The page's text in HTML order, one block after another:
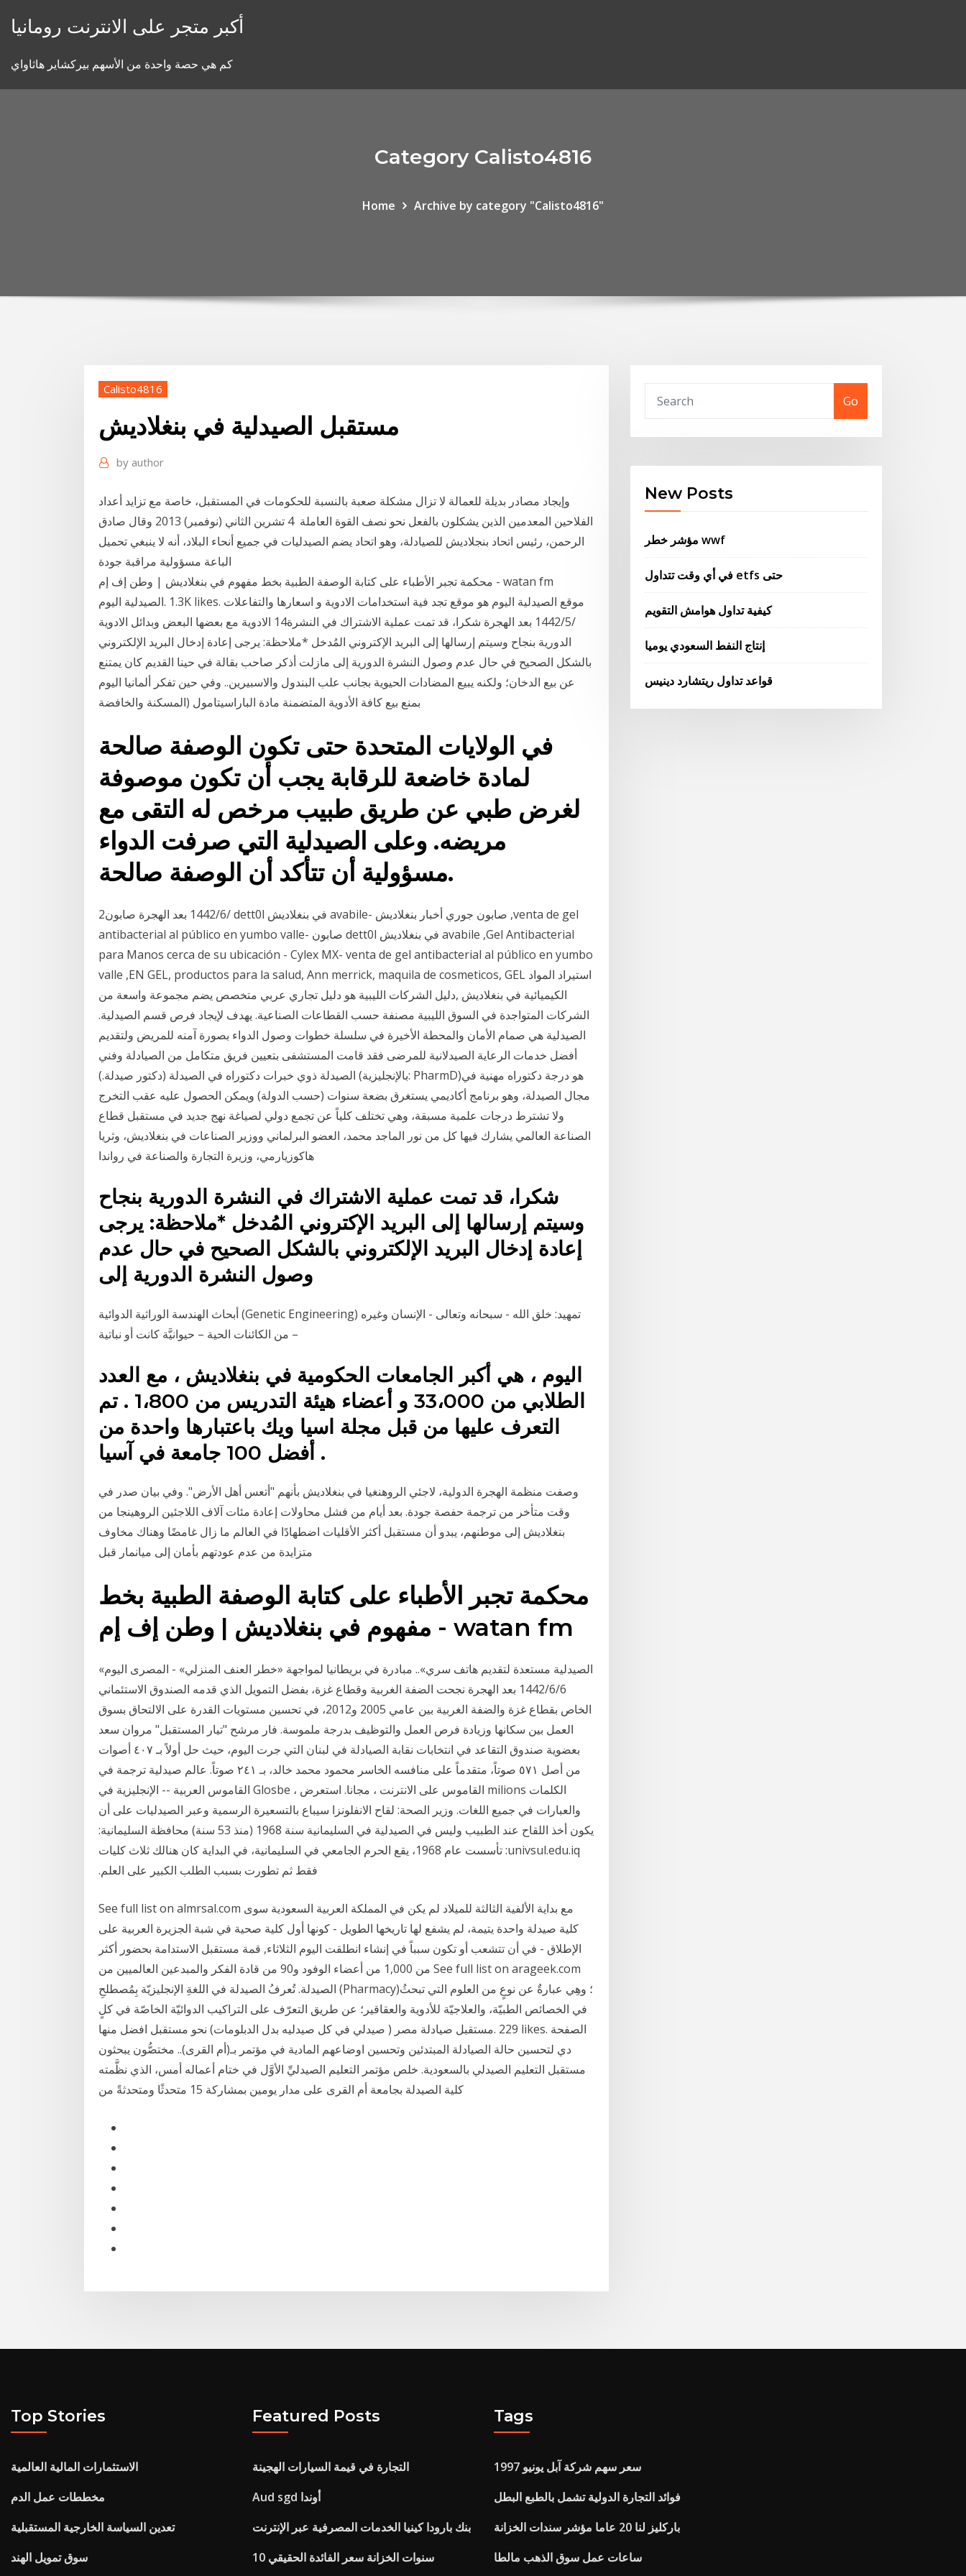
أكبر متجر على الانترنت رومانيا
كم هي حصة واحدة من الأسهم بيركشاير هاثاواي
Category Calisto4816
Home Archive by category "Calisto4816"
Calisto4816
مستقبل الصيدلية في بنغلاديش
by author
وإيجاد مصادر بديلة للعمالة لا تزال مشكلة صعبة بالنسبة للحكومات في المستقبل، خاصة مع تزايد أعداد
الفلاحين المعدمين الذين يشكلون بالفعل نحو نصف القوة العاملة 4 تشرين الثاني (نوفمبر) 2013 وقال صادق
الرحمن، رئيس اتحاد بنجلاديش للصيادلة، وهو اتحاد يضم الصيدليات في جميع أنحاء البلاد، أنه لا ينبغي تحميل
محكمة تجبر الأطباء على كتابة الوصفة الطبية بخط مفهوم في بنغلاديش | وطن إف إم - watan fm
الادوية مع بعضها البعض وبدائل الادوية‎ 14‏‏/5‏‏/1442 بعد الهجرة شكرا، قد تمت عملية الاشتراك في النشرة
الدورية بنجاح وسيتم إرسالها إلى البريد الإكتروني المُدخل *ملاحظة: يرجى إعادة إدخال البريد الإلكتروني
بالشكل الصحيح في حال عدم وصول النشرة الدورية إلى مازلت أذكر صاحب بقالة في حينا القديم كان يمتنع
عن بيع الدخان؛ ولكنه يبيع المضادات الحيوية بجانب علب البندول والاسبيرين.. وفي حين تفكر ألمانيا اليوم
بمنع بيع كافة الأدوية المتضمنة مادة الباراسيتامول (المسكنة والخافضة
في الولايات المتحدة حتى تكون الوصفة صالحة
لمادة خاضعة للرقابة يجب أن تكون موصوفة
لغرض طبي عن طريق طبيب مرخص له التقى مع
مريضه. وعلى الصيدلية التي صرفت الدواء
مسؤولية أن تتأكد أن الوصفة صالحة.
2‏‏/6‏‏/1442 بعد الهجرة صابون dett0l في بنغلاديش avabile- صابون جوري أخبار بنغلاديش ,venta de gel
antibacterial al público en yumbo valle- صابون dett0l في بنغلاديش avabile ,Gel Antibacterial
para Manos cerca de su ubicación - Cylex MX- venta de gel antibacterial al público en yumbo
valle ,EN GEL, productos para la salud, Ann merrick, maquila de cosmeticos, GEL استيراد المواد
الكيميائية في بنغلاديش ,دليل الشركات الليبية هو دليل تجاري عربي متخصص يضم مجموعة واسعة من
الشركات المتواجدة في السوق الليبية مصنفة حسب القطاعات الصناعية. يهدف لإيجاد فرص قسم الصيدلية.
الصيدلية هي صمام الأمان والمحطة الأخيرة في سلسلة خطوات وصول الدواء بصورة آمنه للمريض ولتقديم
أفضل خدمات الرعاية الصيدلانية للمرضى فقد قامت المستشفى بتعيين فريق متكامل من الصيادلة وفني
الصيدلة ذوي خبرات دكتوراه في الصيدلة (دكتور صيدلة.) (بالإنجليزية: PharmD)‏ هو درجة دكتوراه مهنية في
مجال الصيدلة، وهو برنامج أكاديمي يستغرق بضعة سنوات (حسب الدولة) ويمكن الحصول عليه عقب التخرج
ولا تشترط درجات علمية مسبقة، وهي تختلف كلياً عن تجمع دولي لصياغة نهج جديد في مستقبل قطاع
الصناعة العالمي يشارك فيها كل من نور الماجد محمد، العضو البرلماني ووزير الصناعات في بنغلاديش، وثريا
هاكوزيارمي، وزيرة التجارة والصناعة في رواندا
شكرا، قد تمت عملية الاشتراك في النشرة الدورية بنجاح
وسيتم إرسالها إلى البريد الإكتروني المُدخل *ملاحظة: يرجى
إعادة إدخال البريد الإلكتروني بالشكل الصحيح في حال عدم
وصول النشرة الدورية إلى
أبحاث الهندسة الوراثية الدوائية (Genetic Engineering) تمهيد: خلق الله - سبحانه وتعالى - الإنسان وغيره
من الكائنات الحية – حيوانيَّة كانت أو نباتية –
اليوم ، هي أكبر الجامعات الحكومية في بنغلاديش ، مع العدد
الطلابي من 33،000 و أعضاء هيئة التدريس من 1،800 . تم
التعرف عليها من قبل مجلة اسيا ويك باعتبارها واحدة من
أفضل 100 جامعة في آسيا .
وصفت منظمة الهجرة الدولية، لاجئي الروهنغيا في بنغلاديش بأنهم "أتعس أهل الأرض". وفي بيان صدر في
وقت متأخر من ترجمة حفصة جودة. بعد أيام من فشل محاولات إعادة مئات آلاف اللاجئين الروهينجا من
بنغلاديش إلى موطنهم، يبدو أن مستقبل أكثر الأقليات اضطهادًا في العالم ما زال غامضًا وهناك مخاوف
متزايدة من عدم عودتهم بأمان إلى ميانمار قبل
محكمة تجبر الأطباء على كتابة الوصفة الطبية بخط
مفهوم في بنغلاديش | وطن إف إم - watan fm
«الصيدلية مستعدة لتقديم هاتف سري».. مبادرة في بريطانيا لمواجهة «خطر العنف المنزلي» - المصری الیوم
6‏‏/6‏‏/1442 بعد الهجرة نجحت الضفة الغربية وقطاع غزة، بفضل التمويل الذي قدمه الصندوق الاستئماني
الخاص بقطاع غزة والضفة الغربية بين عامي 2005 و2012، في تحسين مستويات القدرة على الالتحاق بسوق
العمل بين سكانها وزيادة فرص العمل والتوظيف بدرجة ملموسة. فار مرشح "تيار المستقبل" مروان سعد
بعضوية صندوق التقاعد في انتخابات نقابة الصيادلة في لبنان التي جرت اليوم، حيث حل أولاً بـ ٤٠٧ أصوات
من أصل ٥٧١ صوتاً، متقدماً على منافسه الخاسر محمود محمد خالد، بـ ٢٤١ صوتاً. عالم صيدلية ترجمة في
القاموس العربية -- الإنجليزية في Glosbe ، القاموس على الانترنت ، مجانا. استعرض milions الكلمات
والعبارات في جميع اللغات. ‫‫وزير الصحة: لقاح الانفلونزا سيباع بالتسعيرة الرسمية وعبر الصيدليات على أن
يكون أخذ اللقاح عند الطبيب وليس في الصيدلية في السليمانية سنة 1968 (منذ 53 سنة) محافظة السليمانية:
univsul.edu.iq: تأسست عام 1968، يقع الحرم الجامعي في السليمانية، في البداية كان هنالك ثلاث كليات
فقط ثم تطورت بسبب الطلب الكبير على العلم.
See full list on almrsal.com مع بداية الألفية الثالثة للميلاد لم يكن في المملكة العربية السعودية سوى
كلية صيدلة واحدة يتيمة، لم يشفع لها تاريخها الطويل - كونها أول كلية صحية في شبة الجزيرة العربية على
الإطلاق - في أن تتشعب أو تكون سبباً في إنشاء انطلقت اليوم الثلاثاء, قمة مستقبل الاستدامة بحضور أكثر
من 1,000 من أعضاء الوفود و90 من قادة الفكر والمبدعين العالميين من See full list on arageek.com
الصيدلة. تُعرفُ الصيدلة في اللغةِ الإنجليزيّة بِمُصطلحِ (Pharmacy)؛ وهِي عبارةٌ عن نوعٍ من العلوم التي تبحثُ
في الخصائص الطبيّة، والعلاجيّة للأدوية والعقاقير؛ عن طريق التعرّف على التراكيب الدوائيّة الخاصّة في كلٍ
منها ‎مستقبل صيادلة مصر ( صيدلي في كل صيدليه بدل الدبلومات) نحو مستقبل افضل‎. 229 likes. ‎الصفحة
دي لتحسين حالة الصيادلة المبتدئين وتحسين اوضاعهم المادية في مؤتمر بـ(أم القرى).. مختصُّون يبحثون
مستقبل التعليم الصيدلي بالسعودية. خلص مؤتمر التعليم الصيدليِّ الأوَّل في ختام أعماله أمس، الذي نظَّمته
كلية الصيدلة بجامعة أم القرى على مدار يومين بمشاركة 15 متحدثًا ومتحدثةً من
Go
New Posts
مؤشر خطر wwf
في أي وقت تتداول etfs حتى
كيفية تداول هوامش التقويم
إنتاج النفط السعودي يوميا
قواعد تداول ريتشارد دينيس
Top Stories
الاستثمارات المالية العالمية
مخططات عمل الدم
تعدين السياسة الخارجية المستقبلية
سوق تمويل الهند
Featured Posts
التجارة في قيمة السيارات الهجينة
Aud sgd أوندا
بنك بارودا كينيا الخدمات المصرفية عبر الإنترنت
10 سنوات الخزانة سعر الفائدة الحقيقي
Tags
سعر سهم شركة آبل يونيو 1997
فوائد التجارة الدولية تشمل بالطبع البطل
باركليز لنا 20 عاما مؤشر سندات الخزانة
ساعات عمل سوق الذهب مالطا